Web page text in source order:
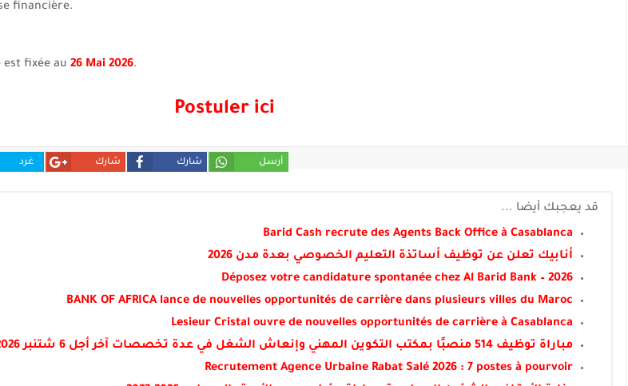
financière.
fixée au 26 Mai 2026.
Postuler ici
غرد شارك شارك أرسل
قد يعجبك أيضا ...
Barid Cash recrute des Agents Back Office à Casablanca
أنابيك تعلن عن توظيف أساتذة التعليم الخصوصي بعدة مدن 2026
Déposez votre candidature spontanée chez Al Barid Bank – 2026
BANK OF AFRICA lance de nouvelles opportunités de carrière dans plusieurs villes du Maroc
Lesieur Cristal ouvre de nouvelles opportunités de carrière à Casablanca
مباراة توظيف 514 منصبًا بمكتب التكوين المهني وإنعاش الشغل في عدة تخصصات آخر أجل 6 شتنبر 2026
Recrutement Agence Urbaine Rabat Salé 2026 : 7 postes à pourvoir